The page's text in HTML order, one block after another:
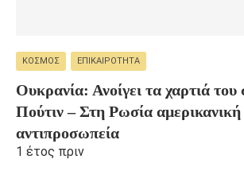
ΚΌΣΜΟΣ ΕΠΙΚΑΙΡΌΤΗΤΑ
Ουκρανία: Ανοίγει τα χαρτιά
Πούτιν – Στη Ρωσία αμερικανική
αντιπροσωπεία
1 έτος πριν